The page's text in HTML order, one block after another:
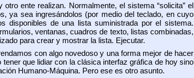
ente realizan. Normalmente, el sistema “solicita” el
ya sea ingresándolos (por medio del teclado, en cuyo
disponibles de una lista suministrada por el sistema.
ventanas, cuadros de texto, listas combinadas,
para crear y mostrar la lista. Ejecutar.
con algo novedoso y una forma mejor de hacer
que lidiar con la clásica interfaz gráfica de hoy sino
Humano-Máquina. Pero ese es otro asunto.